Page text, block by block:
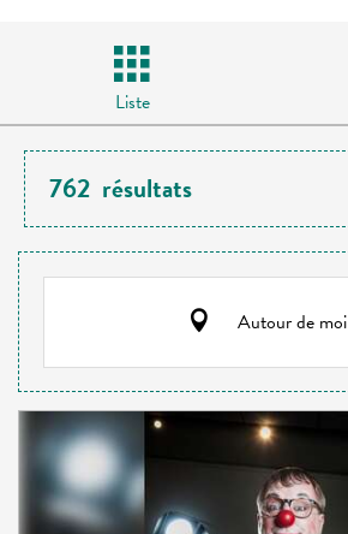
Liste
762 résultats
Autour de moi